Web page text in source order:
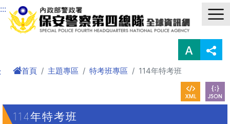
進入內容區塊
:::
首頁 主題專區 特考班專區 114年特考班
114年特考班